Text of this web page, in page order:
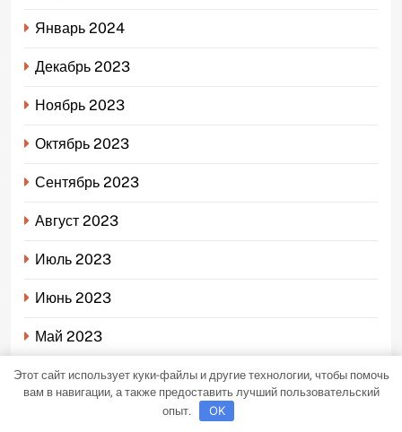
Январь 2024
Декабрь 2023
Ноябрь 2023
Октябрь 2023
Сентябрь 2023
Август 2023
Июль 2023
Июнь 2023
Май 2023
Апрель 2023
Этот сайт использует куки-файлы и другие технологии, чтобы помочь
вам в навигации, а также предоставить лучший пользовательский
опыт.
OK